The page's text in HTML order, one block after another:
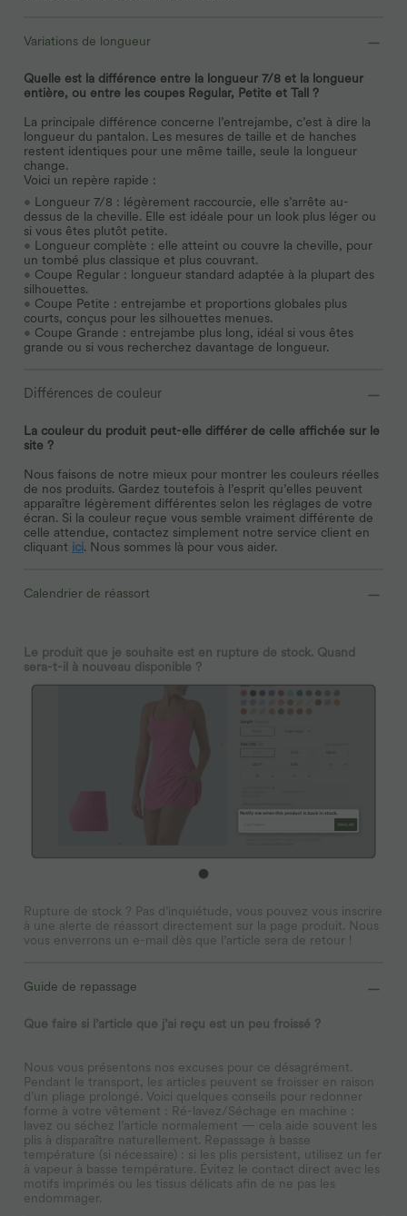
Variations de longueur
Quelle est la différence entre la longueur 7/8 et la longueur
entière, ou entre les coupes Regular, Petite et Tall ?
La principale différence concerne l’entrejambe, c’est à dire la
longueur du pantalon. Les mesures de taille et de hanches
restent identiques pour une même taille, seule la longueur
change.
Voici un repère rapide :
• Longueur 7/8 : légèrement raccourcie, elle s’arrête au-
dessus de la cheville. Elle est idéale pour un look plus léger ou
si vous êtes plutôt petite.
• Longueur complète : elle atteint ou couvre la cheville, pour
un tombé plus classique et plus couvrant.
• Coupe Regular : longueur standard adaptée à la plupart des
silhouettes.
• Coupe Petite : entrejambe et proportions globales plus
courts, conçus pour les silhouettes menues.
• Coupe Grande : entrejambe plus long, idéal si vous êtes
grande ou si vous recherchez davantage de longueur.
Différences de couleur
La couleur du produit peut-elle différer de celle affichée sur le
site ?
Nous faisons de notre mieux pour montrer les couleurs réelles
de nos produits. Gardez toutefois à l’esprit qu’elles peuvent
apparaître légèrement différentes selon les réglages de votre
écran. Si la couleur reçue vous semble vraiment différente de
celle attendue, contactez simplement notre service client en
cliquant ici. Nous sommes là pour vous aider.
Calendrier de réassort
Le produit que je souhaite est en rupture de stock. Quand
sera-t-il à nouveau disponible ?
Rupture de stock ? Pas d’inquiétude, vous pouvez vous inscrire
à une alerte de réassort directement sur la page produit. Nous
vous enverrons un e-mail dès que l’article sera de retour !
Guide de repassage
Que faire si l’article que j’ai reçu est un peu froissé ?
Nous vous présentons nos excuses pour ce désagrément.
Pendant le transport, les articles peuvent se froisser en raison
d’un pliage prolongé. Voici quelques conseils pour redonner
forme à votre vêtement : Ré-lavez/Séchage en machine :
lavez ou séchez l’article normalement — cela aide souvent les
plis à disparaître naturellement. Repassage à basse
température (si nécessaire) : si les plis persistent, utilisez un fer
à vapeur à basse température. Évitez le contact direct avec les
motifs imprimés ou les tissus délicats afin de ne pas les
endommager.